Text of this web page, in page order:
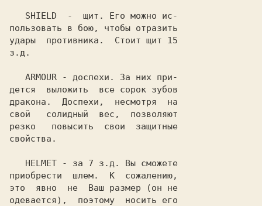
SHIELD
  -  щит. Его можно ис-
пользовать в бою, чтобы отразить
удары  противника.  Стоит щит 15
з.д.
ARMOUR - доспехи. За них при-
дется  выложить  все сорок зубов
дракона.  Доспехи,  несмотря  на
свой   солидный  вес,  позволяют
резко   повысить  свои  защитные
свойства.
HELMET - за 7 з.д. Вы сможете
приобрести  шлем.  К  сожалению,
это  явно  не  Ваш размер (он не
одевается),  поэтому  носить его